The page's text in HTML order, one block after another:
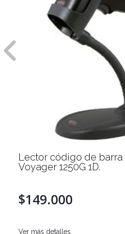
Lector código de
Voyager 1250G 1D.
$149.000
Ver más detalles